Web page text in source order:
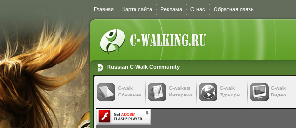
Главная Карта сайта Реклама О нас Обратная связь
Russian C-Walk Community
C-walk
Обучение
C-walkers
Интервью
С-walk
Турниры
С-walk
Видео